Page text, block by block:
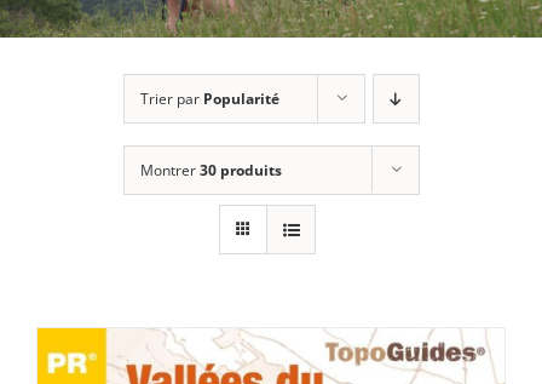
Trier par Popularité
Montrer30 produits